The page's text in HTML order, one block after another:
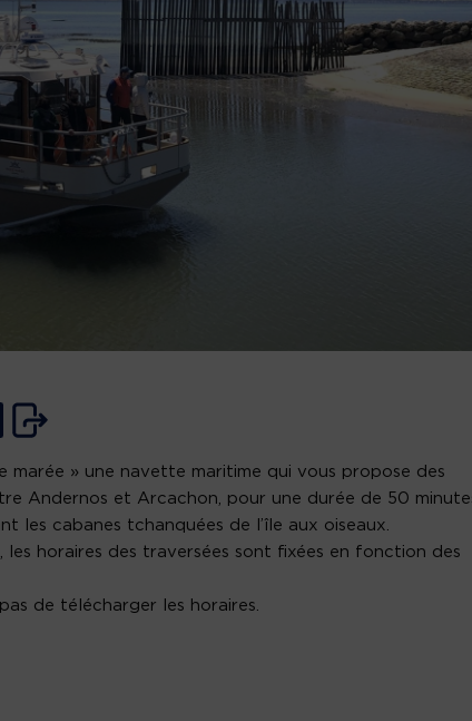
marée » une navette maritime qui vous propose des
Andernos et Arcachon, pour une durée de 50
les cabanes tchanquées de l’île aux oiseaux.
les horaires des traversées sont fixées en fonction des
pas de télécharger les horaires.